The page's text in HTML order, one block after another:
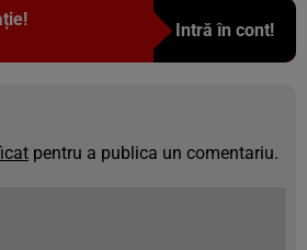
Intră în cont!
pentru a publica un comentariu.